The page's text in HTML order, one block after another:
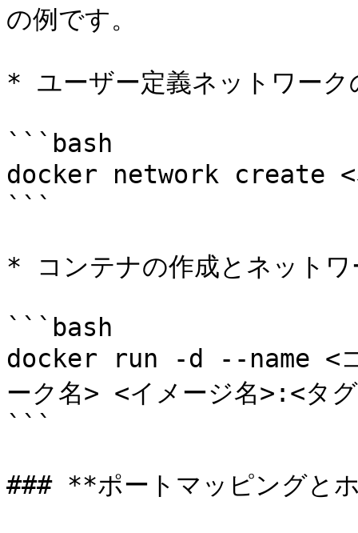
の例です。
* ユーザー定義ネットワー
```bash
docker network create <
```
* コンテナの作成とネット
```bash
docker run -d --name <
ーク名> <イメージ名>:<タ
```
### **ポートマッピングと